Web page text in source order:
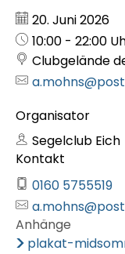
Datum:
20. Juni 2026
Uhrzeit:
10:00 - 22:00
Clubgelände
Organisator
Segelclub Eich
Kontakt
0160 5755519
Anhänge
plakat-